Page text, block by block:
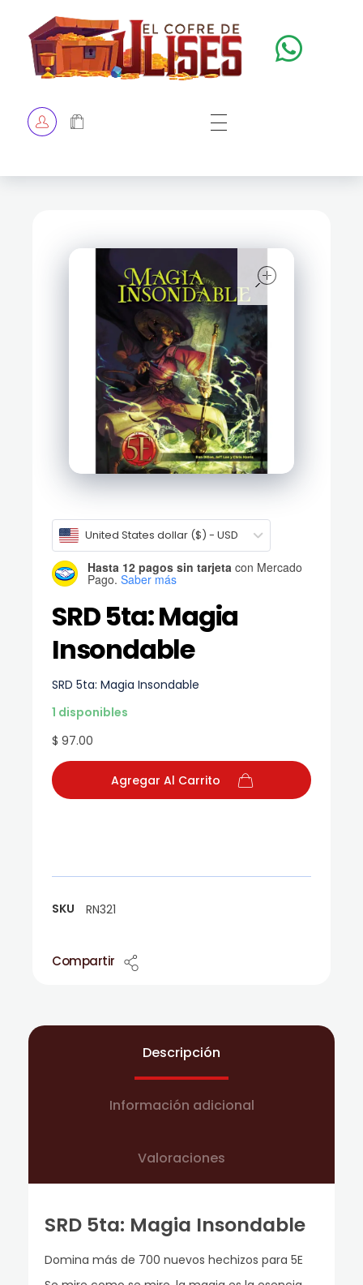
TIENDA
SRD 5ta: Magia
Insondable
$ 97.00
United States dollar ($) - USD
SRD 5ta: Magia Insondable
1 disponibles
Hasta 12 pagos sin tarjeta con Mercado
Pago. Saber más
Agregar Al Carrito
Compartir
SKU RN321
Descripción
Información adicional
Valoraciones
SRD 5ta: Magia Insondable
Domina más de 700 nuevos hechizos para 5E